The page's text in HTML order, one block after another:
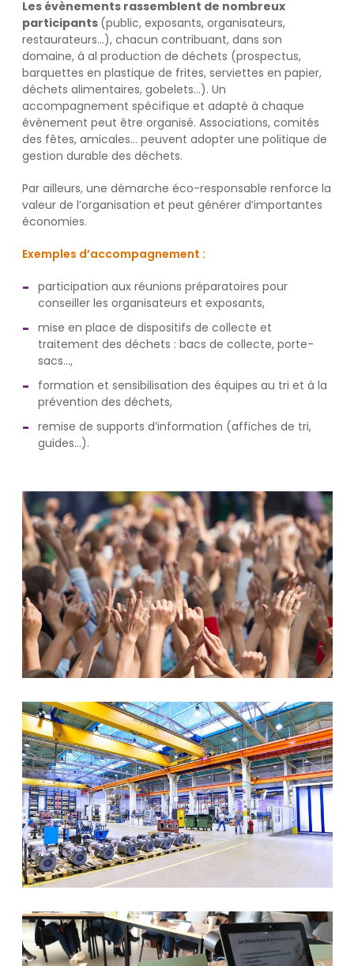
Les évènements rassemblent de nombreux
participants (public, exposants, organisateurs,
restaurateurs…), chacun contribuant, dans son
domaine, à al production de déchets (prospectus,
barquettes en plastique de frites, serviettes en papier,
déchets alimentaires, gobelets…). Un
accompagnement spécifique et adapté à chaque
évènement peut être organisé. Associations, comités
des fêtes, amicales… peuvent adopter une politique de
gestion durable des déchets.
Par ailleurs, une démarche éco-responsable renforce la
valeur de l’organisation et peut générer d’importantes
économies.
Exemples d’accompagnement :
participation aux réunions préparatoires pour
conseiller les organisateurs et exposants,
mise en place de dispositifs de collecte et
traitement des déchets : bacs de collecte, porte-
sacs…,
formation et sensibilisation des équipes au tri et à la
prévention des déchets,
remise de supports d’information (affiches de tri,
guides…).